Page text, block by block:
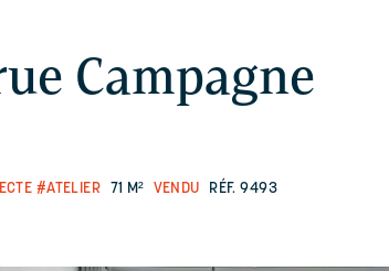
Campagne
#ATELIER 71 M² VENDU RÉF. 9493